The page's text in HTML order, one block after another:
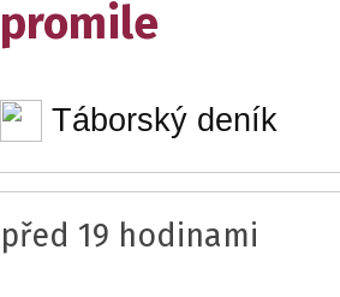
promile
Táborský deník
před 19 hodinami